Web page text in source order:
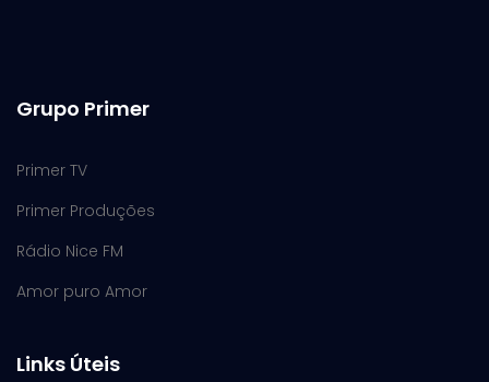
Grupo Primer
Primer TV
Primer Produções
Rádio Nice FM
Amor puro Amor
Links Úteis